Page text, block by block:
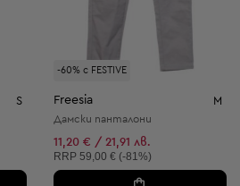
S
-60% с FESTIVE
Freesia M
Дамски панталони
11,20 € / 21,91 лв.
Препоръчителна цена:
RRP 59,00 € (-81%)